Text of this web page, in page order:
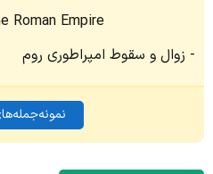
Roman Empire
زوال و سقوط امپراطوری روم